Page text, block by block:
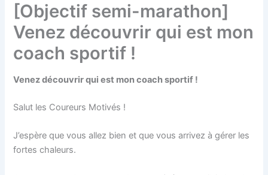
[Objectif semi-marathon]
Venez découvrir qui est mon
coach sportif !
Venez découvrir qui est mon coach sportif !
Salut les Coureurs Motivés !
J’espère que vous allez bien et que vous arrivez à gérer les
fortes chaleurs.